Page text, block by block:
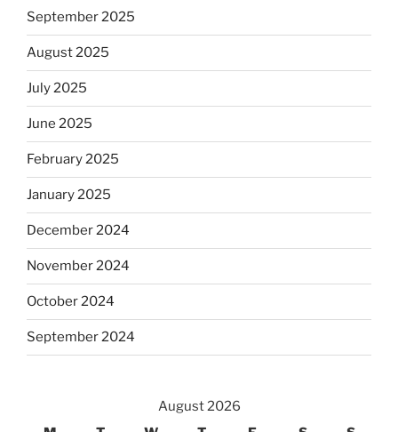
September 2025
August 2025
July 2025
June 2025
February 2025
January 2025
December 2024
November 2024
October 2024
September 2024
August 2026